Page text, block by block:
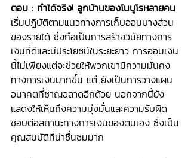
ตอบ : ทำได้จริง! ลูกบ้านของโนบูโรหลายคน
เริ่มปฏิบัติตามแนวทางการเก็บออมบางส่วน
ของรายได้ ซึ่งถือเป็นการสร้างวินัยทางการ
เงินที่ดีและมีประโยชน์ในระยะยาว การออมเงิน
นี้ไม่เพียงแต่จะช่วยให้พวกเขามีความมั่นคง
ทางการเงินมากขึ้น แต่..ยังเป็นการวางแผน
อนาคตที่ชาญฉลาดอีกด้วย นอกจากนี้ยัง
แสดงให้เห็นถึงความมุ่งมั่นและความรับผิด
ชอบต่อสถานะทางการเงินของตนเอง ซึ่งเป็น
คุณสมบัติที่น่าชื่นชมมาก